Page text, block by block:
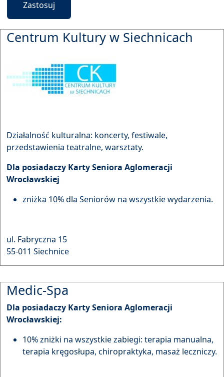
Zastosuj
Centrum Kultury w Siechnicach
Działalność kulturalna: koncerty, festiwale,
przedstawienia teatralne, warsztaty.
Dla posiadaczy Karty Seniora Aglomeracji
Wrocławskiej
zniżka 10% dla Seniorów na wszystkie wydarzenia.
ul. Fabryczna 15
55-011 Siechnice
Medic-Spa
Dla posiadaczy Karty Seniora Aglomeracji
Wrocławskiej:
10% zniżki na wszystkie zabiegi: terapia manualna,
terapia kręgosłupa, chiropraktyka, masaż leczniczy.